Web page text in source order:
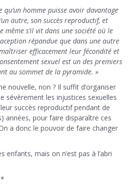
qu’un homme puisse avoir davantage
autre, son succès reproductif, et
même s’il vit dans une société où le
répandue que dans une autre
efficacement leur fécondité et
sexuel est un des premiers
au sommet de la pyramide. »
nouvelle, non ? Il suffit d’organiser
sévèrement les injustices sexuelles
succès reproductif pendant de
années, pour faire disparaître ces
a donc le pouvoir de faire changer
enfants, mais on n’est pas à l’abri